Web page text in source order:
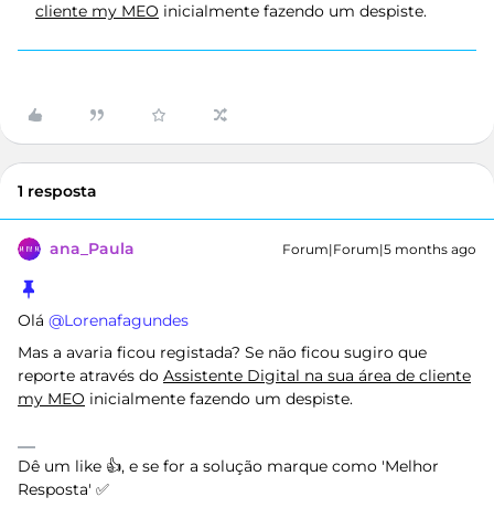
cliente my MEO inicialmente fazendo um despiste.
1 resposta
ana_Paula Forum|Forum|5 months ago
Olá ​ @Lorenafagundes
Mas a avaria ficou registada? Se não ficou sugiro que
reporte através do Assistente Digital na sua área de cliente
my MEO inicialmente fazendo um despiste.
Dê um like 👍, e se for a solução marque como 'Melhor
Resposta' ✅